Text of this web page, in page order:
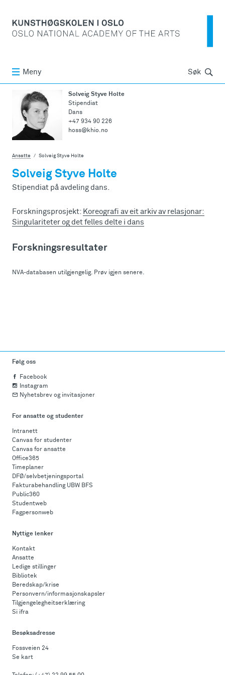
Meny Søk Søk
Solveig Styve Holte
Stipendiat
Dans
+47 934 90 226
hoss@khio.no
Ansatte Solveig Styve Holte
Solveig Styve Holte
Stipendiat på avdeling dans.
Forskningsprosjekt: Koreografi av eit arkiv av relasjonar:
Singulariteter og det felles delte i dans
Forskningsresultater
NVA-databasen utilgjengelig. Prøv igjen senere.
Følg oss
Facebook
Instagram
Nyhetsbrev og invitasjoner
For ansatte og studenter
Intranett
Canvas for studenter
Canvas for ansatte
Office365
Timeplaner
DFØ/selvbetjeningsportal
Fakturabehandling UBW BFS
Public360
Studentweb
Fagpersonweb
Nyttige lenker
Kontakt
Ansatte
Ledige stillinger
Bibliotek
Beredskap/krise
Personvern/informasjonskapsler
Tilgjengelegheitserklæring
Si ifra
Besøksadresse
Fossveien 24
Se kart